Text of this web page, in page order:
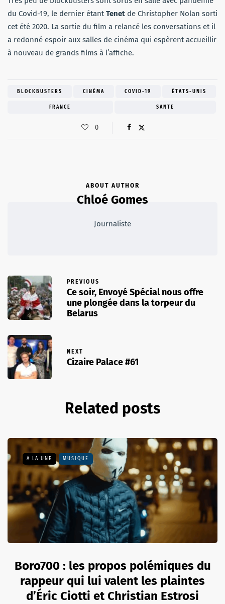
du Covid-19, le dernier étantTenet de Christopher Nolan sorti
cet été 2020. La sortie du film a relancé les conversations et il
a redonné espoir aux salles de cinéma qui espèrent accueillir
à nouveau de grands films à l’affiche.
BLOCKBUSTERS CINÉMA COVID-19 ÉTATS-UNIS
FRANCE SANTE
0
ABOUT AUTHOR
Chloé Gomes
Journaliste
PREVIOUS
Ce soir, Envoyé Spécial nous offre
une plongée dans la torpeur du
Belarus
NEXT
Cizaire Palace #61
Related posts
A LA UNE MUSIQUE
Boro700 : les propos polémiques du
rappeur qui lui valent les plaintes
d’Éric Ciotti et Christian Estrosi